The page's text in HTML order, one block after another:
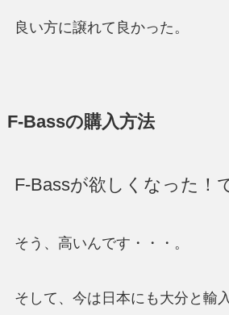
良い方に譲れて良かった。
F-Bassの購入方法
F-Bassが欲しくなった！
そう、高いんです・・・。
そして、今は日本にも大分と輸